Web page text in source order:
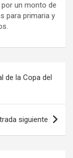
por un monto de
para primaria y
de la Copa del
siguiente